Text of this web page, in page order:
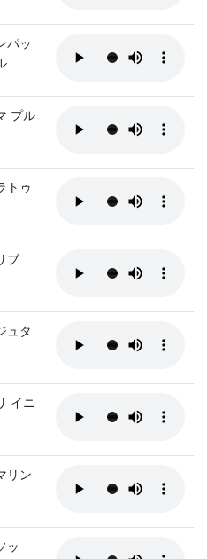
パッ
プル
トゥ
ブ
ュタ
イニ
リン
ッ